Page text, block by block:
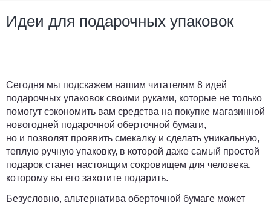
Идеи для подарочных упаковок
Сегодня мы подскажем нашим читателям 8 идей
подарочных упаковок своими руками, которые не только
помогут сэкономить вам средства на покупке магазинной
новогодней подарочной оберточной бумаги,
но и позволят проявить смекалку и сделать уникальную,
теплую ручную упаковку, в которой даже самый простой
подарок станет настоящим сокровищем для человека,
которому вы его захотите подарить.
Безусловно, альтернатива оберточной бумаге может